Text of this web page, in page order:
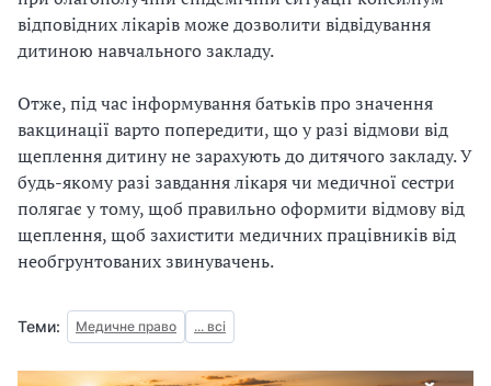
відповідних лікарів може дозволити відвідування
дитиною навчального закладу.
Отже, під час інформування батьків про значення
вакцинації варто попередити, що у разі відмови від
щеплення дитину не зарахують до дитячого закладу. У
будь-якому разі завдання лікаря чи медичної сестри
полягає у тому, щоб правильно оформити відмову від
щеплення, щоб захистити медичних працівників від
необгрунтованих звинувачень.
Теми: Медичне право ... всі